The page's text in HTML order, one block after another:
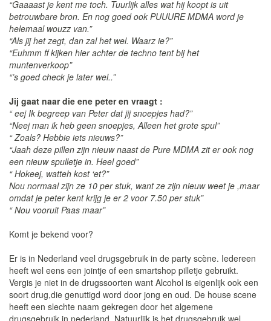
“Gaaaast je kent me toch. Tuurlijk alles wat hij koopt is uit
betrouwbare bron. En nog goed ook PUUURE MDMA word je
helemaal wouzz van.”
“Als jij het zegt, dan zal het wel. Waarz ie?”
“Euhmm ff kijken hier achter de techno tent bij het
muntenverkoop”
“’s goed check je later wel..”
Jij gaat naar die ene peter en vraagt :
“ eej Ik begreep van Peter dat jij snoepjes had?”
“Neej man ik heb geen snoepjes, Alleen het grote spul”
“ Zoals? Hebbie iets nieuws?”
“Jaah deze pillen zijn nieuw naast de Pure MDMA zit er ook nog
een nieuw spulletje in. Heel goed”
“ Hokeej, watteh kost ‘et?”
Nou normaal zijn ze 10 per stuk, want ze zijn nieuw weet je ,maar
omdat je peter kent krijg je er 2 voor 7.50 per stuk”
“ Nou vooruit Paas maar”
Komt je bekend voor?
Er is in Nederland veel drugsgebruik in de party scène. Iedereen
heeft wel eens een jointje of een smartshop pilletje gebruikt.
Vergis je niet in de drugssoorten want Alcohol is eigenlijk ook een
soort drug,die genuttigd word door jong en oud. De house scene
heeft een slechte naam gekregen door het algemene
drugsgebruik in nederland. Natuurlijk is het drugsgebruik wel